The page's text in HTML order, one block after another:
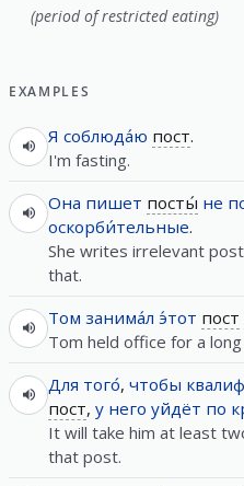
(period of restricted eating)
EXAMPLES
Я соблюда́ю пост.
I'm fasting.
Она пишет посты́ не
оскорби́тельные.
She writes irrelevant
that.
Том занима́л э́тот пост
Tom held office for a
Для того́, чтобы
пост, у него уйдёт по
It will take him at least
that post.